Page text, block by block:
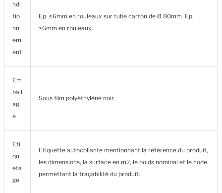
ndi
tio
nn
em
ent
Ep. ≤6mm en rouleaux sur tube carton de Ø 80mm. Ep.
>6mm en rouleaux.
Em
ball
ag
e
Sous film polyéthylène noir.
Eti
qu
eta
ge
Etiquette autocollante mentionnant la référence du produit,
les dimensions, la surface en m2, le poids nominal et le code
permettant la traçabilité du produit.